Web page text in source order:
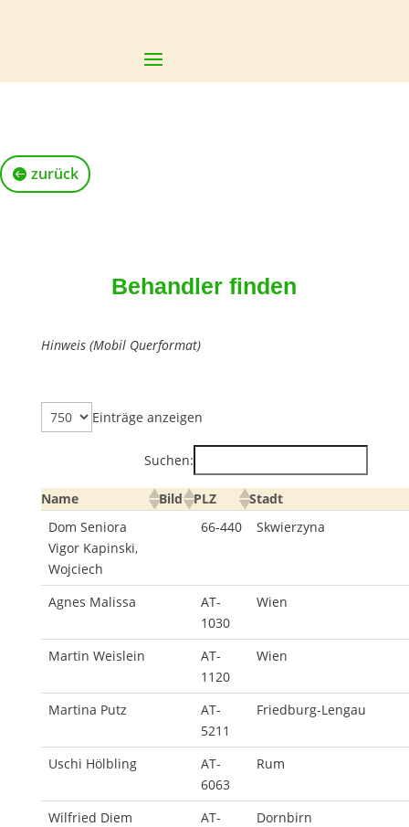
zurück
Behandler finden
Hinweis (Mobil Querformat)
Einträge anzeigen
Suchen:
Name Bild PLZ
Stadt
Dom Seniora
Vigor Kapinski,
Wojciech
66-440 Skwierzyna
Agnes Malissa
AT-
1030
Wien
Martin Weislein
AT-
1120
Wien
Martina Putz
AT-
5211
Friedburg-Lengau
Uschi Hölbling
AT-
6063
Rum
Wilfried Diem
AT-
Dornbirn